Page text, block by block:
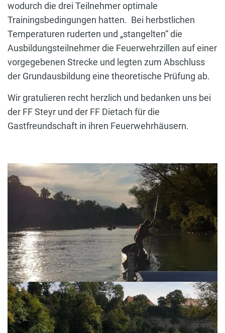
wodurch die drei Teilnehmer optimale
Trainingsbedingungen hatten. Bei herbstlichen
Temperaturen ruderten und „stangelten“ die
Ausbildungsteilnehmer die Feuerwehrzillen auf einer
vorgegebenen Strecke und legten zum Abschluss
der Grundausbildung eine theoretische Prüfung ab.
Wir gratulieren recht herzlich und bedanken uns bei
der FF Steyr und der FF Dietach für die
Gastfreundschaft in ihren Feuerwehrhäusern.